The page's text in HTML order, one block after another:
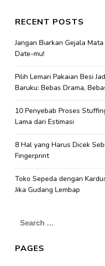
RECENT POSTS
Jangan Biarkan Gejala
Date-mu!
Pilih Lemari Pakaian Besi
Baruku: Bebas Drama,
10 Penyebab Proses
Lama dari Estimasi
8 Hal yang Harus Dicek
Fingerprint
Toko Sepeda dengan
Jika Gudang Lembap
Search
PAGES